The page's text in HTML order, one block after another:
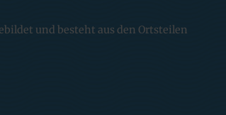
und besteht aus den Ortsteilen